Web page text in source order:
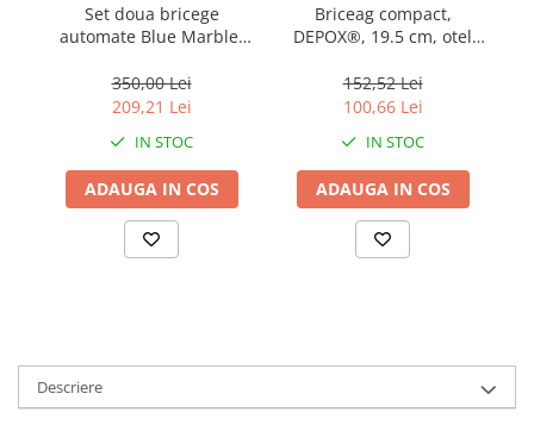
Set doua bricege
automate Blue Marble,
350,00 Lei
209,21 Lei
IN STOC
ADAUGA IN COS
Briceag compact,
DEPOX®, 19.5 cm, otel
152,52 Lei
100,66 Lei
IN STOC
ADAUGA IN COS
Descriere